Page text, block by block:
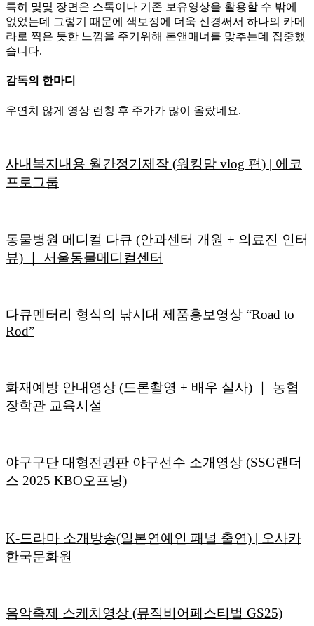
특히 몇몇 장면은 스톡이나 기존 보유영상을 활용할 수 밖에
없었는데 그렇기 때문에 색보정에 더욱 신경써서 하나의 카메
라로 찍은 듯한 느낌을 주기위해 톤앤매너를 맞추는데 집중했
습니다.
감독의 한마디
우연치 않게 영상 런칭 후 주가가 많이 올랐네요.
사내복지내용 월간정기제작 (워킹맘 vlog 편) | 에코
프로그룹
동물병원 메디컬 다큐 (안과센터 개원 + 의료진 인터
뷰) ｜ 서울동물메디컬센터
다큐멘터리 형식의 낚시대 제품홍보영상 “Road to
Rod”
화재예방 안내영상 (드론촬영 + 배우 실사) ｜ 농협
장학관 교육시설
야구구단 대형전광판 야구선수 소개영상 (SSG랜더
스 2025 KBO오프닝)
K-드라마 소개방송(일본연예인 패널 출연) | 오사카
한국문화원
음악축제 스케치영상 (뮤직비어페스티벌 GS25)